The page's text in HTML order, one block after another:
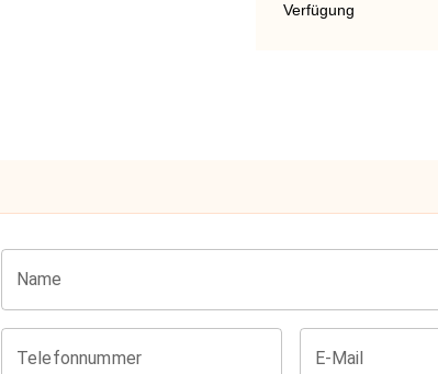
Verfügung
Name
Telefonnummer E-Mail